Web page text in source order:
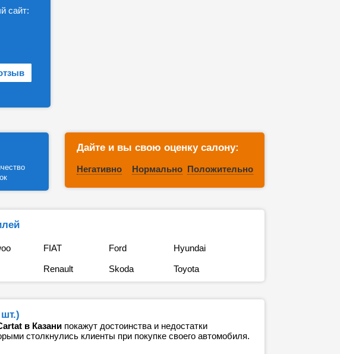
сайт:
Дайте и вы свою оценку салону:
Негативно Нормально Положительно
FIAT Ford Hyundai
Renault Skoda Toyota
в Казанипокажут достоинства и недостатки
столкнулись клиенты при покупке своего автомобиля.